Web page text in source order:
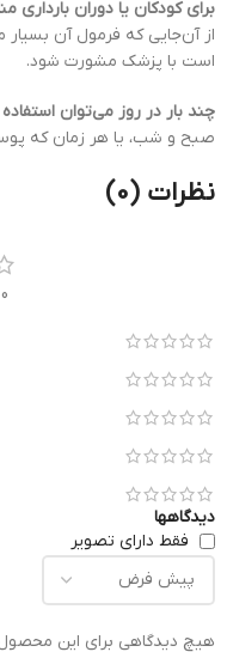
برای کودکان یا دوران
از آن‌جایی که فرمول آن بسیار
است با پزشک مشورت شود.
چند بار در روز می‌توان استفاده
صبح و شب، یا هر زمان که
نظرات (0)
0 نقد و بررسی
دیدگاهها
فقط دارای تصویر
هیچ دیدگاهی برای این